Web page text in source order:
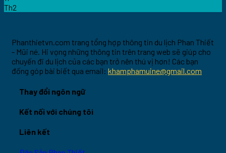
Th2
Phanthietvn.com trang tổng hợp thông tin du lịch Phan Thiết
- Mũi né. Hi vọng những thông tin trên trang web sẽ giúp cho
chuyến đi du lịch của các bạn trở nên thú vị hơn! Các bạn
đống góp bài biết qua email: khamphamuine@gmail.com
Thay đổi ngôn ngữ
Kết nối với chúng tôi
Liên kết